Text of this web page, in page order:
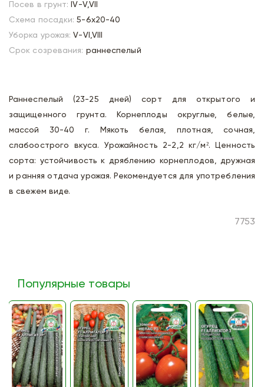
Посев в грунт: IV-V,VII
Схема посадки: 5-6х20-40
Уборка урожая: V-VI,VIII
Срок созревания: раннеспелый
Раннеспелый (23-25 дней) сорт для открытого и
защищенного грунта. Корнеплоды округлые, белые,
массой 30-40 г. Мякоть белая, плотная, сочная,
слабоострого вкуса. Урожайность 2-2,2 кг/м². Ценность
сорта: устойчивость к дряблению корнеплодов, дружная
и ранняя отдача урожая. Рекомендуется для употребления
в свежем виде.
7753
Популярные товары